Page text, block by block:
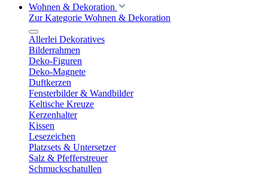
Wohnen & Dekoration
Zur Kategorie Wohnen & Dekoration
Allerlei Dekoratives
Bilderrahmen
Deko-Figuren
Deko-Magnete
Duftkerzen
Fensterbilder & Wandbilder
Keltische Kreuze
Kerzenhalter
Kissen
Lesezeichen
Platzsets & Untersetzer
Salz & Pfefferstreuer
Schmuckschatullen